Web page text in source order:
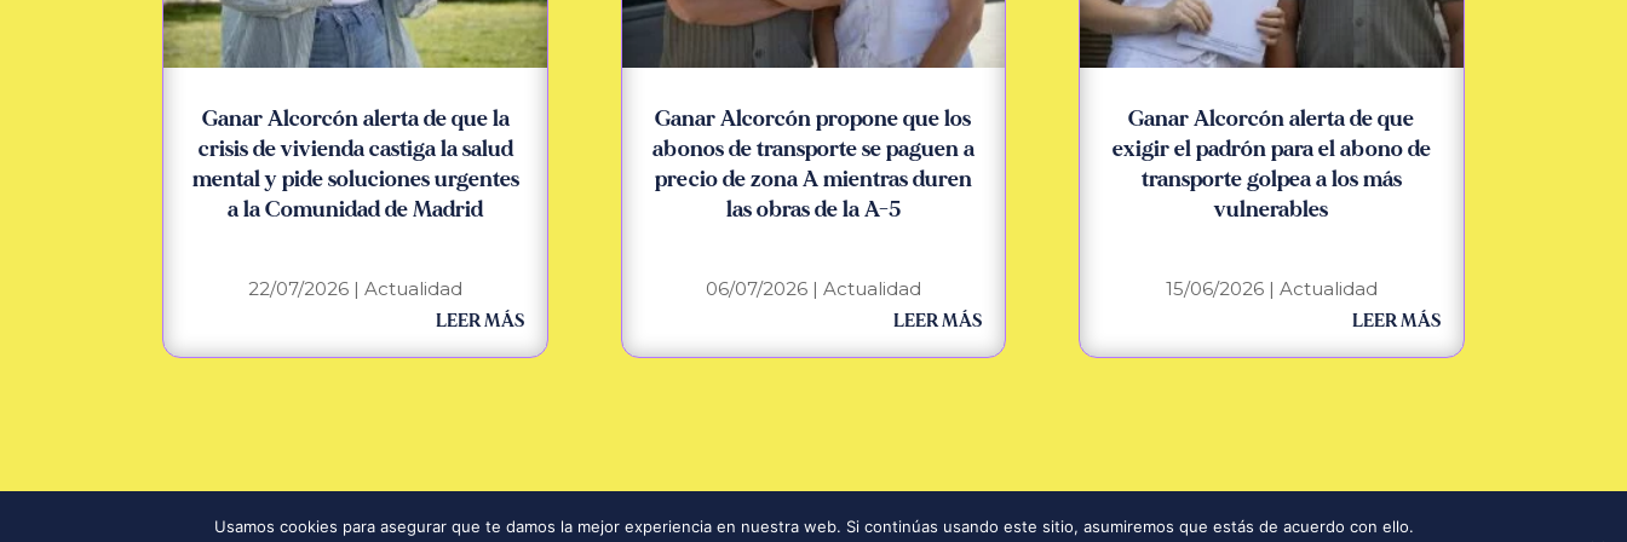
Ganar Alcorcón alerta de que la
crisis de vivienda castiga la salud
mental y pide soluciones urgentes
a la Comunidad de Madrid
22/07/2026 |Actualidad
LEER MÁS
Ganar Alcorcón propone que los
abonos de transporte se paguen a
precio de zona A mientras duren
las obras de la A-5
06/07/2026| Actualidad
LEER MÁS
Ganar Alcorcón alerta de que
exigir el padrón para el abono de
transporte golpea a los más
vulnerables
15/06/2026| Actualidad
LEER MÁS
Usamos cookies para asegurar que te damos la mejor experiencia en nuestra web. Si continúas usando este sitio, asumiremos que estás de acuerdo con ello.